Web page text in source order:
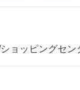
ショッピングセン